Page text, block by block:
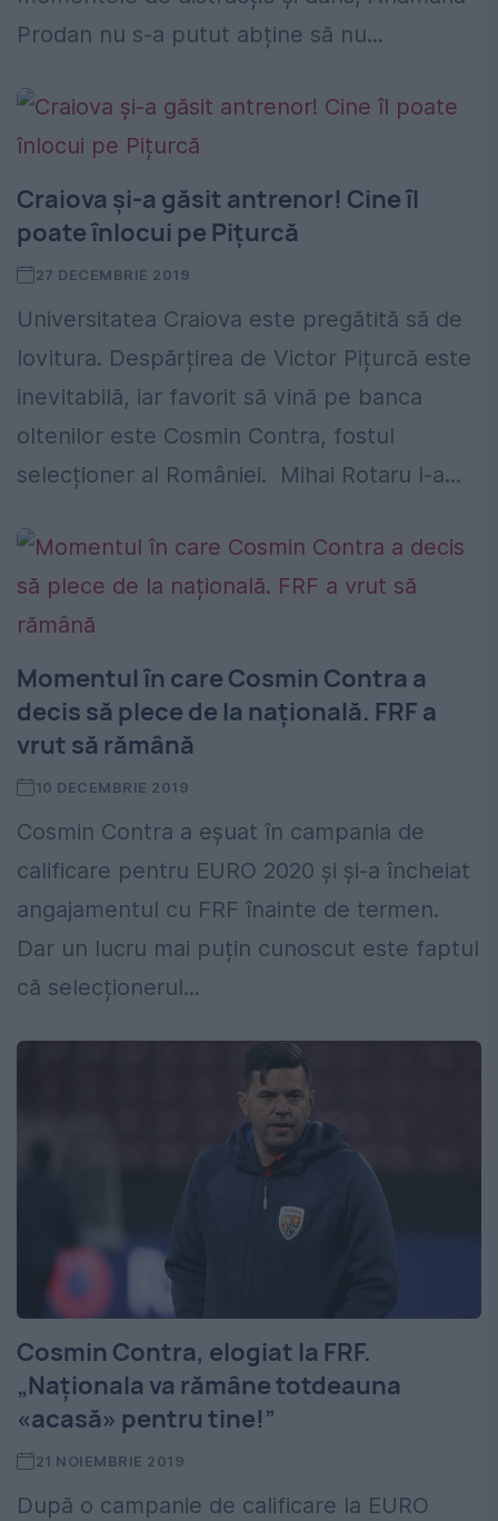
Prodan nu s-a putut abține să nu...
Craiova și-a găsit antrenor! Cine îl
poate înlocui pe Pițurcă
27 DECEMBRIE 2019
Universitatea Craiova este pregătită să de
lovitura. Despărțirea de Victor Pițurcă este
inevitabilă, iar favorit să vină pe banca
oltenilor este Cosmin Contra, fostul
selecționer al României. Mihai Rotaru l-a...
Momentul în care Cosmin Contra a
decis să plece de la națională. FRF a
vrut să rămână
10 DECEMBRIE 2019
Cosmin Contra a eșuat în campania de
calificare pentru EURO 2020 și și-a încheiat
angajamentul cu FRF înainte de termen.
Dar un lucru mai puțin cunoscut este faptul
că selecționerul...
Cosmin Contra, elogiat la FRF.
„Naționala va rămâne totdeauna
«acasă» pentru tine!”
21 NOIEMBRIE 2019
După o campanie de calificare la EURO